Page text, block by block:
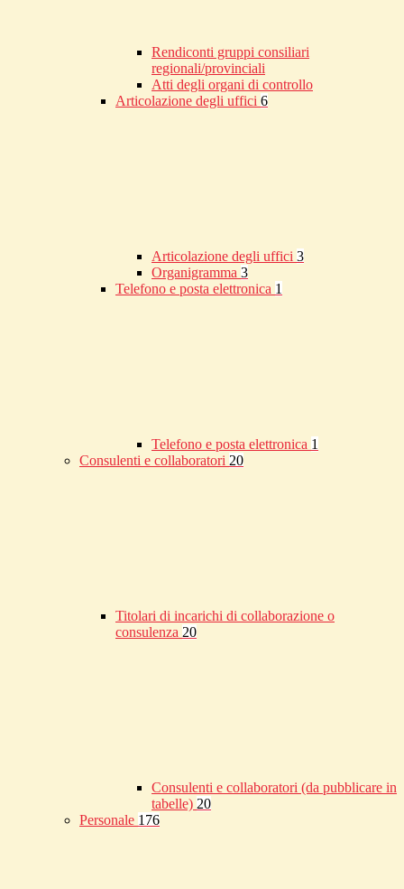
Rendiconti gruppi consiliari
regionali/provinciali
Atti degli organi di controllo
Articolazione degli uffici 6
Articolazione degli uffici 3
Organigramma 3
Telefono e posta elettronica 1
Telefono e posta elettronica 1
Consulenti e collaboratori 20
Titolari di incarichi di collaborazione o
consulenza 20
Consulenti e collaboratori (da pubblicare in
tabelle) 20
Personale 176